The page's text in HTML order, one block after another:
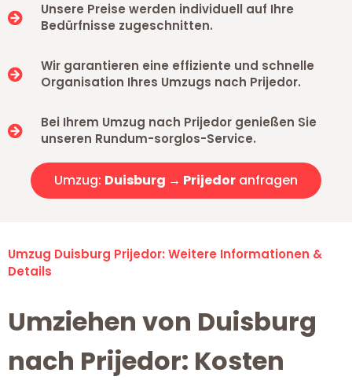
Unsere Preise werden individuell auf Ihre
Bedürfnisse zugeschnitten.
Wir garantieren eine effiziente und schnelle
Organisation Ihres Umzugs nach Prijedor.
Bei Ihrem Umzug nach Prijedor genießen Sie
unseren Rundum-sorglos-Service.
Umzug: Duisburg → Prijedor anfragen
Umzug Duisburg Prijedor: Weitere Informationen &
Details
Umziehen von Duisburg
nach Prijedor: Kosten